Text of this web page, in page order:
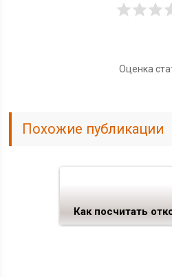
Оценка
Похожие публикации
Как посчитать